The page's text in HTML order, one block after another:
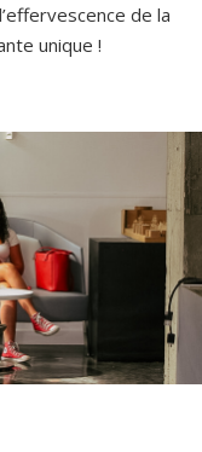
de la
unique !